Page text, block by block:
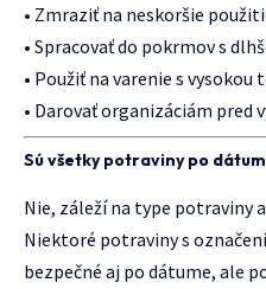
• Zmraziť na neskoršie
• Spracovať do pokrmov s
• Použiť na varenie s
• Darovať organizáciám pred
Sú všetky potraviny po
Nie, záleží na type potraviny
Niektoré potraviny s
bezpečné aj po dátume, ale